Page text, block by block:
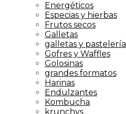
Energéticos
Especias y hierbas
Frutos secos
Galletas
galletas y pastelería
Gofres y Waffles
Golosinas
grandes formatos
Harinas
Endulzantes
Kombucha
krunchys